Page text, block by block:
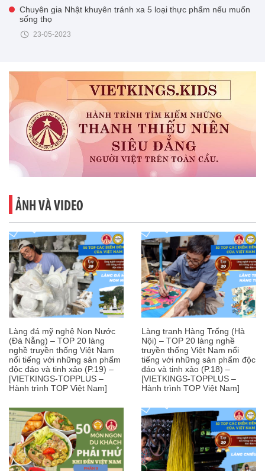
Chuyên gia Nhật khuyên tránh xa 5 loại thực phẩm nếu muốn
sống thọ
23-05-2023
ẢNH VÀ VIDEO
Làng đá mỹ nghệ Non Nước
(Đà Nẵng) – TOP 20 làng
nghề truyền thống Việt Nam
nổi tiếng với những sản phẩm
độc đáo và tinh xảo (P.19) –
[VIETKINGS-TOPPLUS –
Hành trình TOP Việt Nam]
Làng tranh Hàng Trống (Hà
Nội) – TOP 20 làng nghề
truyền thống Việt Nam nổi
tiếng với những sản phẩm độc
đáo và tinh xảo (P.18) –
[VIETKINGS-TOPPLUS –
Hành trình TOP Việt Nam]